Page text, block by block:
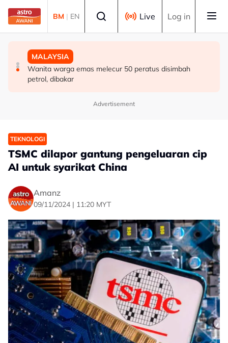
Skip to main content
BM | EN Live Log in
MALAYSIA
Berita tempatan pilihan sepanjang hari ini
DUNIA
Singapura sambut Hari Kebangsaan ke-61, NDP kembali
ke Stadium Negara
MALAYSIA
Wanita warga emas melecur 50 peratus disimbah
petrol, dibakar
Advertisement
TEKNOLOGI
TSMC dilapor gantung pengeluaran cip
AI untuk syarikat China
Amanz
09/11/2024 | 11:20 MYT